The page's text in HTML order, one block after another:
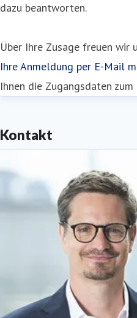
dazu beantworten.
Über Ihre Zusage freuen wir
Ihre Anmeldung per E-Mail
Ihnen die Zugangsdaten
Kontakt